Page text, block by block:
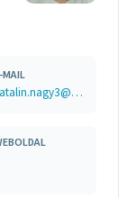
MAIL
katalin.nagy3@gmail.com